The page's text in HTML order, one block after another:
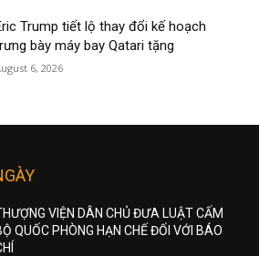
Trump tiết lộ thay đổi kế hoạch
bày máy bay Qatari tặng
6, 2026
VIỆN DÂN CHỦ ĐƯA LUẬT CẤM
QUỐC PHÒNG HẠN CHẾ ĐỐI VỚI BÁO